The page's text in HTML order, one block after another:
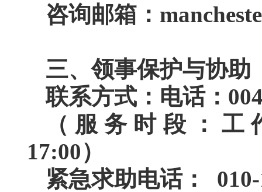
咨询邮箱：
三、领事保护与协助
联系方式：电话：
（服务时段：工
17:00）
紧急求助电话：